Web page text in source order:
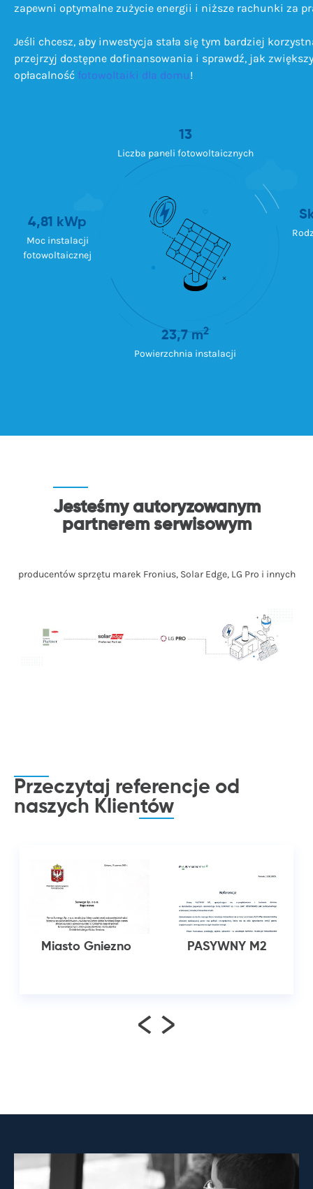
zapewni optymalne zużycie energii i niższe rachunki za
Jeśli chcesz, aby inwestycja stała się tym bardziej
przejrzyj dostępne dofinansowania i sprawdź, jak
opłacalność fotowoltaiki dla domu!
13
Liczba paneli fotowoltaicznych
23,7 m2
Powierzchnia instalacji
4,81 kWp
Moc instalacji
fotowoltaicznej
Jesteśmy autoryzowanym
partnerem serwisowym
producentów sprzętu marek Fronius, Solar Edge, LG Pro i innych
Przeczytaj referencje od
naszych Klientów
Miasto Gniezno PASYWNY M2
< >